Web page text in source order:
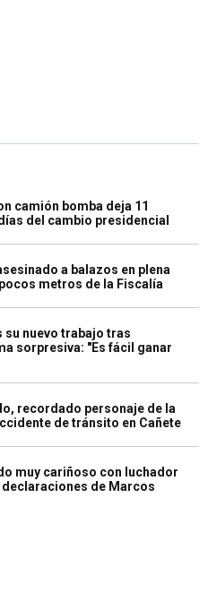
camión bomba deja 11
del cambio presidencial
a balazos en plena
metros de la Fiscalía
su nuevo trabajo tras
sorpresiva: "Es fácil ganar
recordado personaje de la
de tránsito en Cañete
muy cariñoso con luchador
de Marcos